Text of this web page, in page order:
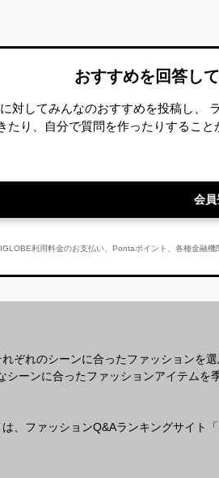
おすすめを回答して
対してみんなのおすすめを投稿し、
たり、自分で質問を作ったりするこ
会員
利用料金のお支払い、Pontaポイント、各種金融機
ぞれのシーンに合ったファッションを
シーンに合ったファッションアイテム
、ファッションQ&Aランキングサイト